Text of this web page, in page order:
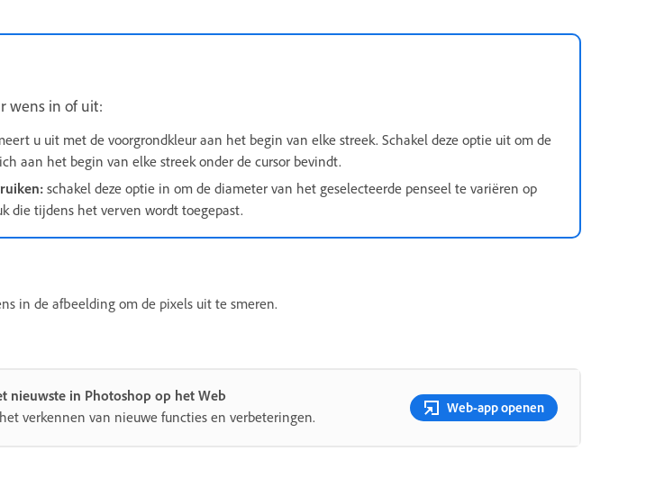
wens in of uit:
u uit met de voorgrondkleur aan het begin van elke streek. Schakel deze optie uit om de
aan het begin van elke streek onder de cursor bevindt.
: schakel deze optie in om de diameter van het geselecteerde penseel te variëren op
die tijdens het verven wordt toegepast.
in de afbeelding om de pixels uit te smeren.
nieuwste in Photoshop op het Web
verkennen van nieuwe functies en verbeteringen.
Web-app openen